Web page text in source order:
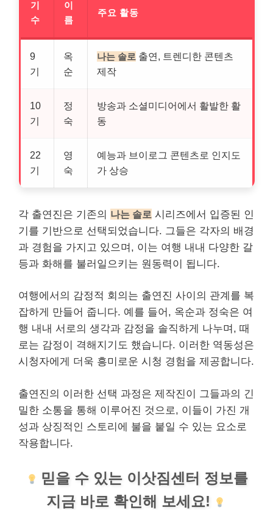
기
수
이
름
주요 활동
9
기
옥
순
나는 솔로 출연, 트렌디한 콘텐츠
제작
10
기
정
숙
방송과 소셜미디어에서 활발한 활
동
22
기
영
숙
예능과 브이로그 콘텐츠로 인지도
가 상승
각 출연진은 기존의 나는 솔로 시리즈에서 입증된 인
기를 기반으로 선택되었습니다. 그들은 각자의 배경
과 경험을 가지고 있으며, 이는 여행 내내 다양한 갈
등과 화해를 불러일으키는 원동력이 됩니다.
여행에서의 감정적 회의는 출연진 사이의 관계를 복
잡하게 만들어 줍니다. 예를 들어, 옥순과 정숙은 여
행 내내 서로의 생각과 감정을 솔직하게 나누며, 때
로는 감정이 격해지기도 했습니다. 이러한 역동성은
시청자에게 더욱 흥미로운 시청 경험을 제공합니다.
출연진의 이러한 선택 과정은 제작진이 그들과의 긴
밀한 소통을 통해 이루어진 것으로, 이들이 가진 개
성과 상징적인 스토리에 불을 붙일 수 있는 요소로
작용합니다.
믿을 수 있는 이삿짐센터 정보를
지금 바로 확인해 보세요!